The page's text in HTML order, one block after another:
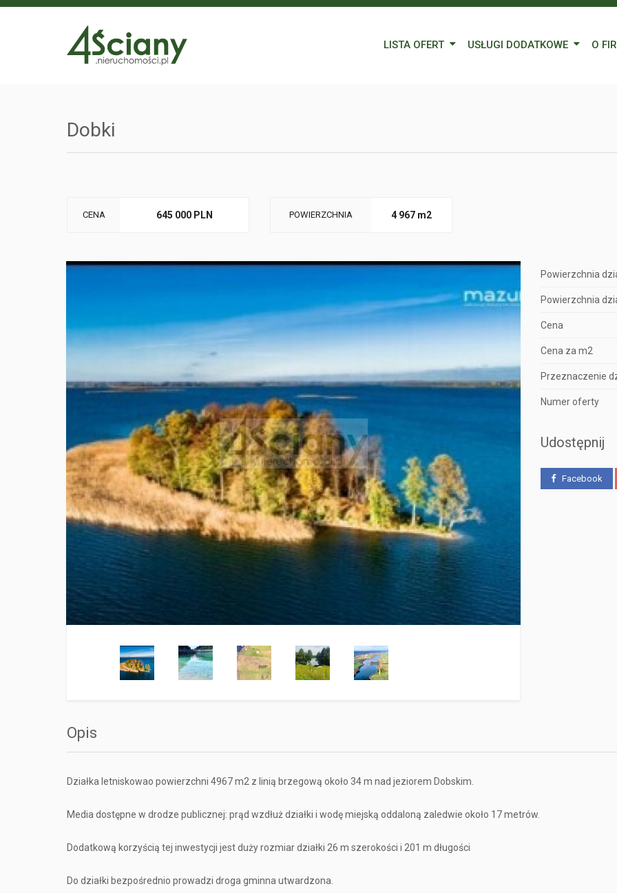
LISTA OFERT USŁUGI DODATKOWE O
Dobki
CENA 645 000 PLN POWIERZCHNIA 4 967 m2
Powierzchnia
Powierzchnia
Cena
Cena za m2
Przeznaczenie
Numer oferty
Udostępnij
Facebook
Opis
Działka letniskowao powierzchni 4967 m2 z linią brzegową około 34 m nad jeziorem Dobskim.
Media dostępne w drodze publicznej: prąd wzdłuż działki i wodę miejską oddaloną zaledwie około 17 metrów.
Dodatkową korzyścią tej inwestycji jest duży rozmiar działki 26 m szerokości i 201 m długości
Do działki bezpośrednio prowadzi droga gminna utwardzona.